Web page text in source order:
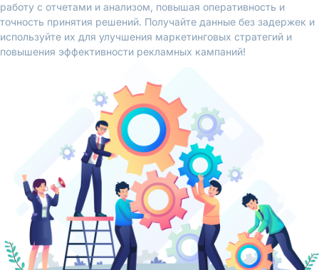
работу с отчетами и анализом, повышая оперативность и
точность принятия решений. Получайте данные без задержек и
используйте их для улучшения маркетинговых стратегий и
повышения эффективности рекламных кампаний!